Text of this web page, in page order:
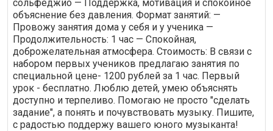
сольфеджио — Поддержка, мотивация и спокойное
объяснение без давления. Формат занятий: —
Провожу занятия дома у себя и у ученика —
Продолжительность: 1 час — Спокойная,
доброжелательная атмосфера. Стоимость: В связи с
набором первых учеников предлагаю занятия по
специальной цене- 1200 рублей за 1 час. Первый
урок - бесплатно. Люблю детей, умею объяснять
доступно и терпеливо. Помогаю не просто "сделать
задание", а понять и почувствовать музыку. Пишите,
с радостью поддержу вашего юного музыканта!